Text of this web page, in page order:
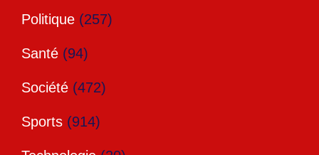
Politique (257)
Santé (94)
Société (472)
Sports (914)